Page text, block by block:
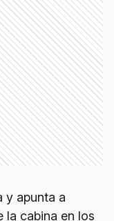
y apunta a
la cabina en los